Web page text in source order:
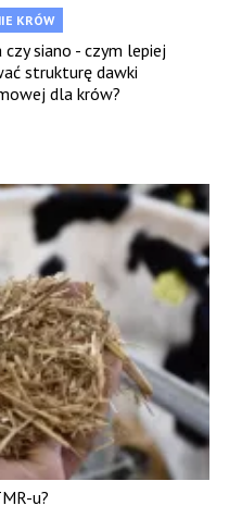
KRÓW
czy siano - czym lepiej
strukturę dawki
dla krów?
u?